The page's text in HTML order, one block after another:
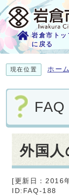
岩倉市トッ
に戻る
現在位置 ホーム
FAQ
外国人
[更新日： 2016
ID:FAQ-188